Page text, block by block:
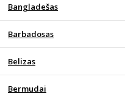
Bangladešas
Barbadosas
Belizas
Bermudai